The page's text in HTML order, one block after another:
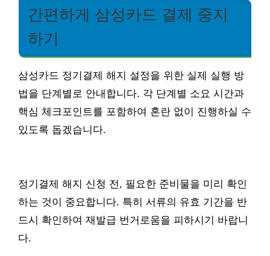
간편하게 삼성카드 결제 중지
하기
삼성카드 정기결제 해지 설정을 위한 실제 실행 방
법을 단계별로 안내합니다. 각 단계별 소요 시간과
핵심 체크포인트를 포함하여 혼란 없이 진행하실 수
있도록 돕겠습니다.
정기결제 해지 신청 전, 필요한 준비물을 미리 확인
하는 것이 중요합니다. 특히 서류의 유효 기간을 반
드시 확인하여 재발급 번거로움을 피하시기 바랍니
다.